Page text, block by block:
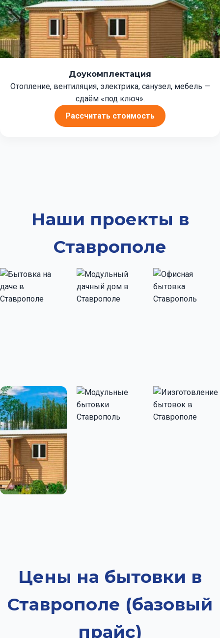
Доукомплектация
Отопление, вентиляция, электрика, санузел, мебель —
сдаём «под ключ».
Рассчитать стоимость
Наши проекты в
Ставрополе
Цены на бытовки в
Ставрополе (базовый
прайс)